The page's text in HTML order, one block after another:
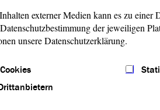
schützen, statt es kaputtzusparen!
sich aus dem demokratischen
sich aus dem demokratischen
externer Medien kann es zu einer
der jeweiligen
unsere Datenschutzerklärung.